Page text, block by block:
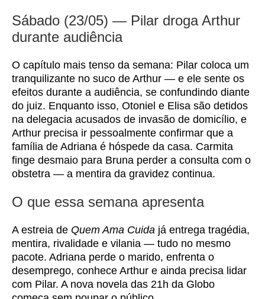
Sábado (23/05) — Pilar droga Arthur
durante audiência
O capítulo mais tenso da semana: Pilar coloca um
tranquilizante no suco de Arthur — e ele sente os
efeitos durante a audiência, se confundindo diante
do juiz. Enquanto isso, Otoniel e Elisa são detidos
na delegacia acusados de invasão de domicílio, e
Arthur precisa ir pessoalmente confirmar que a
família de Adriana é hóspede da casa. Carmita
finge desmaio para Bruna perder a consulta com o
obstetra — a mentira da gravidez continua.
O que essa semana apresenta
A estreia de Quem Ama Cuida já entrega tragédia,
mentira, rivalidade e vilania — tudo no mesmo
pacote. Adriana perde o marido, enfrenta o
desemprego, conhece Arthur e ainda precisa lidar
com Pilar. A nova novela das 21h da Globo